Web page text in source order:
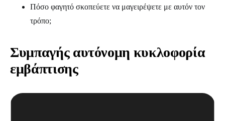
Πόσο φαγητό σκοπεύετε να μαγειρέψετε με αυτόν τον
τρόπο;
Συμπαγής αυτόνομη κυκλοφορία
εμβάπτισης